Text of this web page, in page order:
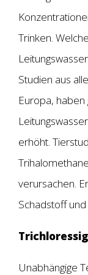
Trinken.
Studien aus
Europa,
erhöht.
verursachen.
Schadstoff
Unabhängige